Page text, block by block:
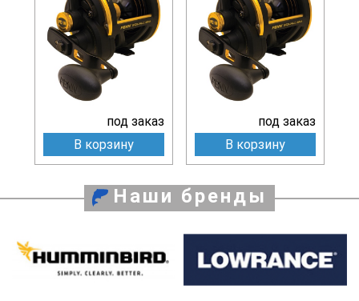
под заказ
В корзину
под заказ
В корзину
Наши бренды